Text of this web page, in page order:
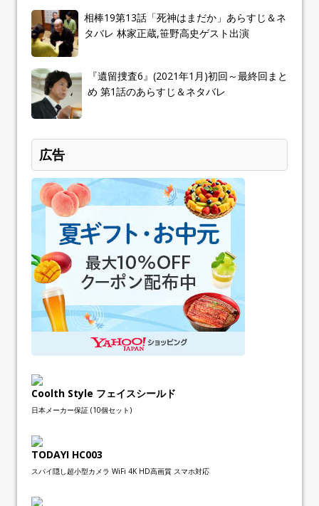
相棒19第13話「死神はまだか」あらすじ＆ネ
タバレ 林家正蔵,笹野高史ゲスト出演
『遺留捜査6』(2021年1月)初回～最終回まと
め 第1話のあらすじ＆ネタバレ
広告
Coolth Style フェイスシールド
日本メーカー保証 (10個セット)
TODAYI HC003
スパイ隠し超小型カメラ WiFi 4K HD高画質 スマホ対応